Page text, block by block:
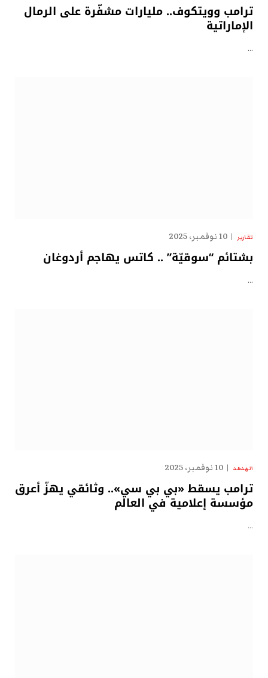
ترامب وويتكوف.. مليارات مشفّرة على الرمال
الإماراتية
…
تقارير 10 نوفمبر، 2025
بشتائم “سوقيّة” .. كاتس يهاجم أردوغان
…
الهدهد 10 نوفمبر، 2025
ترامب يسقط «بي بي سي».. وثائقي يهزّ أعرق
مؤسسة إعلامية في العالم
…